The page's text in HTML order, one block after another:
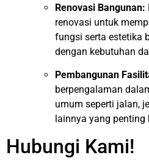
Renovasi Bangunan:
renovasi untuk
fungsi serta estetika
dengan kebutuhan
Pembangunan
berpengalaman
umum seperti jalan,
lainnya yang penting
Hubungi Kami!